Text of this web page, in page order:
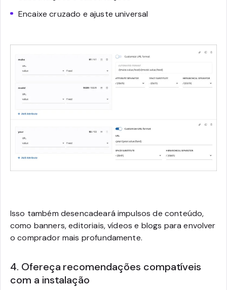
Encaixe cruzado e ajuste universal
Isso também desencadeará impulsos de conteúdo,
como banners, editoriais, vídeos e blogs para envolver
o comprador mais profundamente.
4. Ofereça recomendações compatíveis
com a instalação